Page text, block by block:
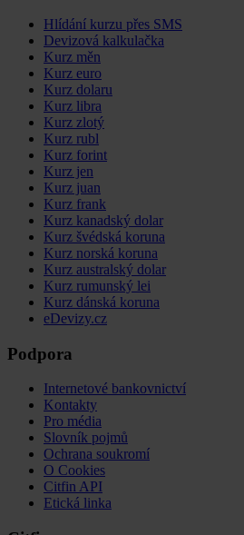
Hlídání kurzu přes SMS
Devizová kalkulačka
Kurz měn
Kurz euro
Kurz dolaru
Kurz libra
Kurz zlotý
Kurz rubl
Kurz forint
Kurz jen
Kurz juan
Kurz frank
Kurz kanadský dolar
Kurz švédská koruna
Kurz norská koruna
Kurz australský dolar
Kurz rumunský lei
Kurz dánská koruna
eDevizy.cz
Podpora
Internetové bankovnictví
Kontakty
Pro média
Slovník pojmů
Ochrana soukromí
O Cookies
Citfin API
Etická linka